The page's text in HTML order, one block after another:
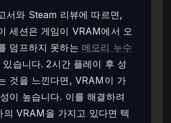
서와 Steam 리뷰에 따르면,
세션은 게임이 VRAM에서 오
덤프하지 못하는 메모리 누수
습니다. 2시간 플레이 후 성
것을 느낀다면, VRAM이 가
이 높습니다. 이를 해결하려
의 VRAM을 가지고 있다면 텍